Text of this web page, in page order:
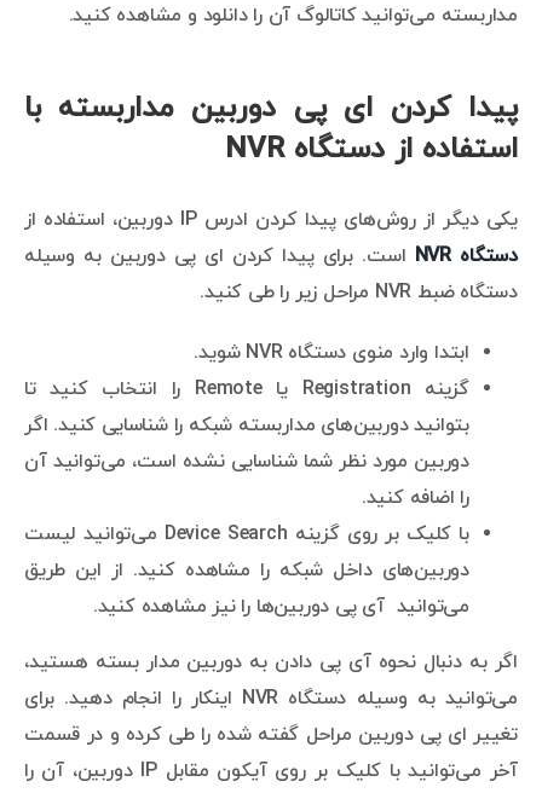
مداربسته می‌توانید کاتالوگ آن را دانلود و مشاهده کنید.
پیدا کردن ای پی دوربین مداربسته با
استفاده از دستگاه NVR
یکی دیگر از روش‌های پیدا کردن ادرس IP دوربین، استفاده از
دستگاه NVR
است. برای پیدا کردن ای پی دوربین به وسیله
دستگاه ضبط NVR مراحل زیر را طی کنید.
ابتدا وارد منوی دستگاه NVR شوید.
گزینه Registration یا Remote را انتخاب کنید تا
بتوانید دوربین‌های مداربسته شبکه را شناسایی کنید. اگر
دوربین مورد نظر شما شناسایی نشده است، می‌توانید آن
را اضافه کنید.
با کلیک بر روی گزینه Device Search می‌توانید لیست
دوربین‌های داخل شبکه را مشاهده کنید. از این طریق
می‌توانید آی پی دوربین‌ها را نیز مشاهده کنید.
اگر به دنبال نحوه آی پی دادن به دوربین مدار بسته هستید،
می‌توانید به وسیله دستگاه NVR اینکار را انجام دهید. برای
تغییر ای پی دوربین مراحل گفته شده را طی کرده و در قسمت
آخر می‌توانید با کلیک بر روی آیکون مقابل IP دوربین، آن را